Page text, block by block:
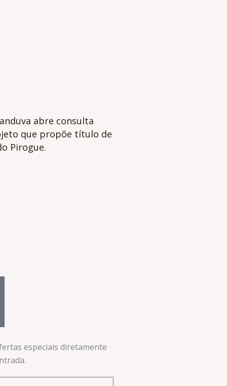
abre consulta
que propõe título de
Pirogue.
especiais diretamente